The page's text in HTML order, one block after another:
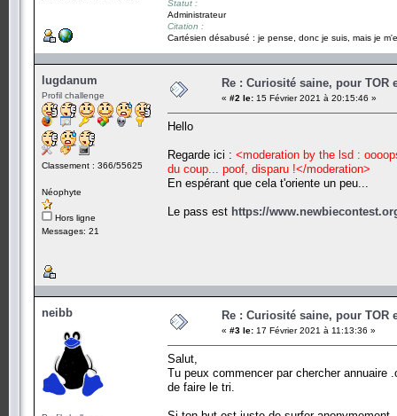
Statut :
Administrateur
Citation :
Cartésien désabusé : je pense, donc je suis, mais je
lugdanum
Profil challenge
Classement : 366/55625
Néophyte
Hors ligne
Messages: 21
Re : Curiosité saine, pour TOR
« #2 le: 15 Février 2021 à 20:15:46 »
Hello
Regarde ici : <moderation by the lsd :
du coup... poof, disparu !</moderation>
En espérant que cela t'oriente un peu...
Le pass est https://
neibb Re : Curiosité saine, pour TOR
« #3 le: 17 Février 2021 à 11:13:36 »
Salut,
Tu peux commencer par chercher annuaire
de faire le tri.